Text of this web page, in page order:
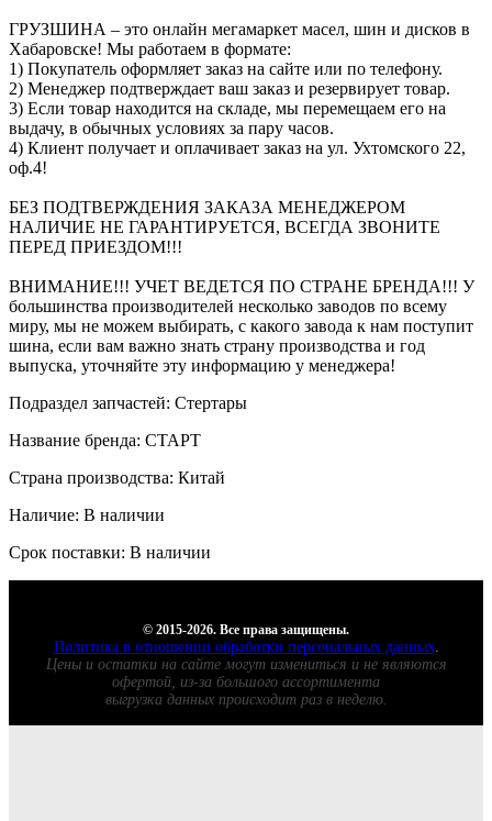
ГРУЗШИНА – это онлайн мегамаркет масел, шин и дисков в
Хабаровске! Мы работаем в формате:
1) Покупатель оформляет заказ на сайте или по телефону.
2) Менеджер подтверждает ваш заказ и резервирует товар.
3) Если товар находится на складе, мы перемещаем его на
выдачу, в обычных условиях за пару часов.
4) Клиент получает и оплачивает заказ на ул. Ухтомского 22,
оф.4!
БЕЗ ПОДТВЕРЖДЕНИЯ ЗАКАЗА МЕНЕДЖЕРОМ
НАЛИЧИЕ НЕ ГАРАНТИРУЕТСЯ, ВСЕГДА ЗВОНИТЕ
ПЕРЕД ПРИЕЗДОМ!!!
ВНИМАНИЕ!!! УЧЕТ ВЕДЕТСЯ ПО СТРАНЕ БРЕНДА!!! У
большинства производителей несколько заводов по всему
миру, мы не можем выбирать, с какого завода к нам поступит
шина, если вам важно знать страну производства и год
выпуска, уточняйте эту информацию у менеджера!
Подраздел запчастей: Стертары
Название бренда: СТАРТ
Страна производства: Китай
Наличие: В наличии
Срок поставки: В наличии
© 2015-2026. Все права защищены.
Политика в отношении обработки персональных данных.
Цены и остатки на сайте могут измениться и не являются
офертой, из-за большого ассортимента
выгрузка данных происходит раз в неделю.